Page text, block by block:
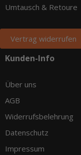
Umtausch & Retoure
Vertrag widerrufen
Kunden-Info
Über uns
AGB
Widerrufsbelehrung
Datenschutz
Impressum